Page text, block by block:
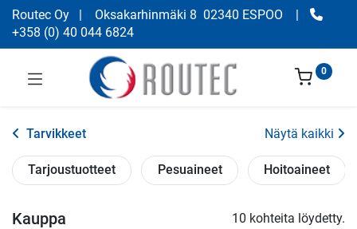
Routec Oy | Oksakarhinmäki 8 02340 ESPOO
|
+358 (0) 40 044 6824
0
Tarvikkeet Näytä kaikki
Tarjoustuotteet Pesuaineet Hoitoaineet
Kauppa 10 kohteita löydetty.